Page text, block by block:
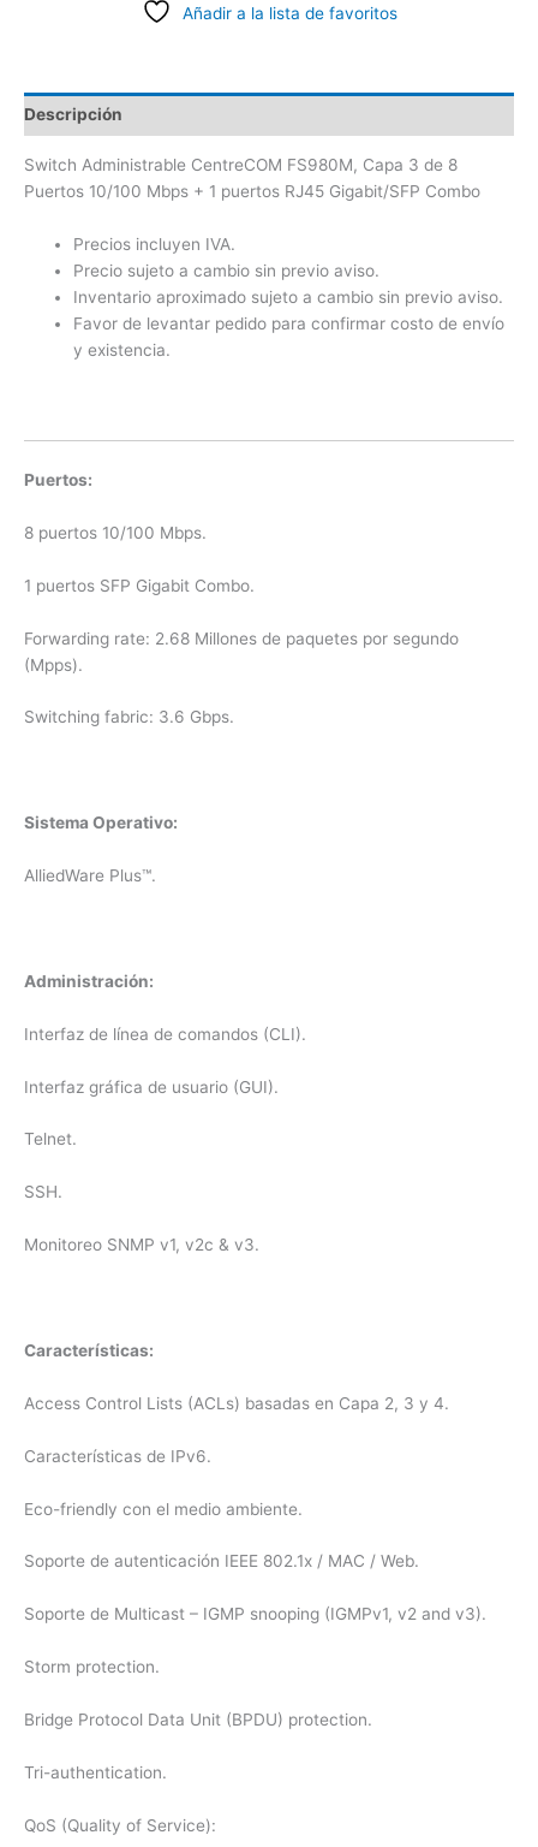
Añadir a la lista de favoritos
Descripción
Switch Administrable CentreCOM FS980M, Capa 3 de 8
Puertos 10/100 Mbps + 1 puertos RJ45 Gigabit/SFP Combo
Precios incluyen IVA.
Precio sujeto a cambio sin previo aviso.
Inventario aproximado sujeto a cambio sin previo aviso.
Favor de levantar pedido para confirmar costo de envío
y existencia.
Puertos:
8 puertos 10/100 Mbps.
1 puertos SFP Gigabit Combo.
Forwarding rate: 2.68 Millones de paquetes por segundo
(Mpps).
Switching fabric: 3.6 Gbps.
Sistema Operativo:
AlliedWare Plus™.
Administración:
Interfaz de línea de comandos (CLI).
Interfaz gráfica de usuario (GUI).
Telnet.
SSH.
Monitoreo SNMP v1, v2c & v3.
Características:
Access Control Lists (ACLs) basadas en Capa 2, 3 y 4.
Características de IPv6.
Eco-friendly con el medio ambiente.
Soporte de autenticación IEEE 802.1x / MAC / Web.
Soporte de Multicast – IGMP snooping (IGMPv1, v2 and v3).
Storm protection.
Bridge Protocol Data Unit (BPDU) protection.
Tri-authentication.
QoS (Quality of Service):